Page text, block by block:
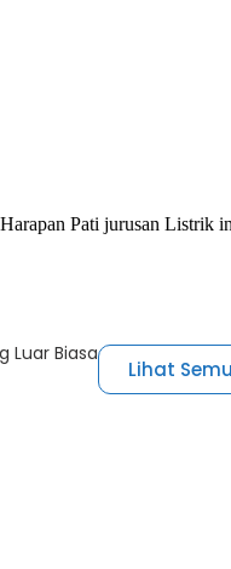
Pati jurusan Listrik
Luar Biasa
Lihat